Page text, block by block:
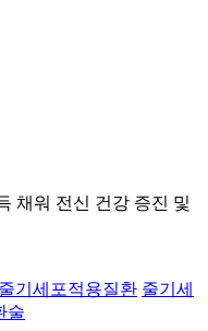
채워 전신 건강 증진 및
줄기세포적용질환 줄기세
술